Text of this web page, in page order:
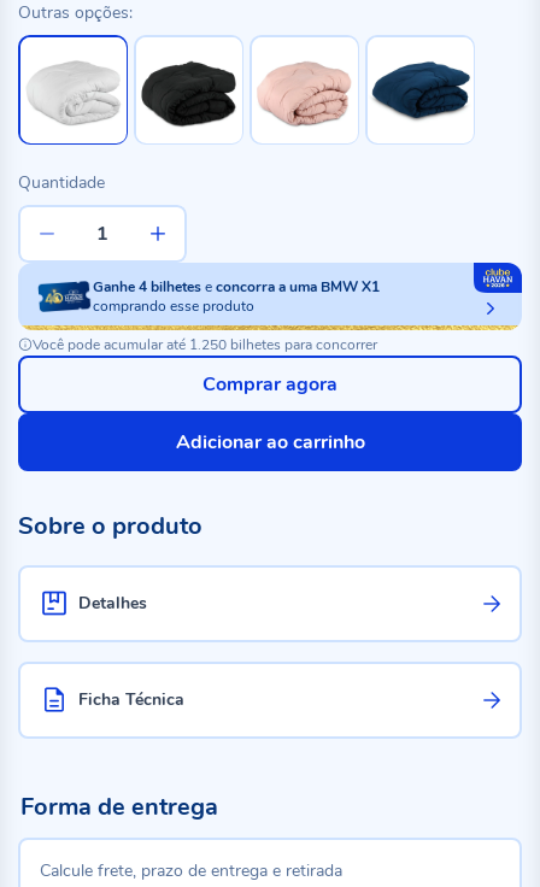
Outras opções:
Quantidade
Ganhe4bilheteseconcorra a uma BMW X1
comprando esse produto
Você pode acumular até 1.250 bilhetes para concorrer
Adicionar ao carrinho
Comprar agora
Sobre o produto
Detalhes
Ficha Técnica
Forma de entrega
Calcule frete, prazo de entrega e retirada